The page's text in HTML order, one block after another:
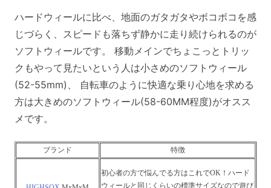
ハードウィールに比べ、地面のガタガタやボコボコを感
じづらく、スピードも落ちず静かに走り続けられるのが
ソフトウィールです。 移動メインでちょこっとトリッ
クもやって見たいという人は小さめのソフトウィール
(52-55mm)、 自転車のように快適な乗り心地を求める
方は大きめのソフトウィール(58-60MM程度)がオスス
メです。
ブランド 特徴
初心者の方で悩んでる方はこれでOK！ハード
ウィールと同じくらいの標準サイズなので遊び